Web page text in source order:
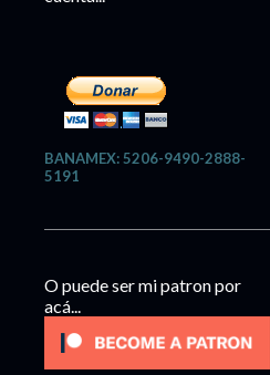
BANAMEX: 5206-9490-2888-
5191
O puede ser mi patron por
acá...